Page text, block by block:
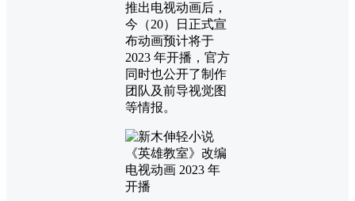
推出电视动画后，
今（20）日正式宣
布动画预计将于
2023 年开播，官方
同时也公开了制作
团队及前导视觉图
等情报。